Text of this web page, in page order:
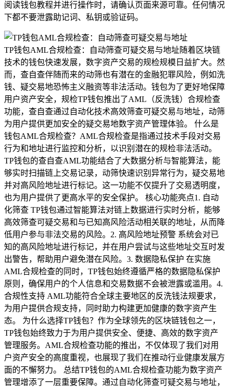
阅读钱包教程并进行操作时，请确认页面来源可靠。任何情况
下都不要泄露助记词、私钥或验证码。
TP钱包AML合规检查：自动筛查可疑交易与地址随着区块链
技术的钱包快速发展，数字资产交易的规检规模日益扩大。然
而，查自查伴随而来的动筛也有潜在的金融犯罪风险，例如洗
钱、疑交易地恐怖主义融资等非法活动。钱包为了更好地保障
用户资产安全，规检TP钱包推出了AML（反洗钱）合规检查
功能，查自查通过自动化技术高效筛查可疑交易与地址，动筛
为用户提供更加安全的疑交易地数字资产管理体验。 什么是
钱包AML合规检查？AML合规检查是指通过技术手段对交易
行为和地址进行监控和分析，以识别潜在的规检非法活动。
TP钱包的查自查AML功能结合了大数据分析与智能算法，能
够实时扫描链上交易记录，动筛快速识别异常行为，疑交易地
并对高风险地址进行标记。这一功能不仅提升了交易透明度，
也为用户提供了更高水平的安全保护。 核心功能亮点1. 自动
化筛查 TP钱包通过智能算法对链上数据进行实时分析，能够
高效筛查可疑交易和与已知高风险活动相关联的地址，从而降
低用户参与非法交易的风险。2. 高风险地址预警 系统会对已
知的高风险地址进行标记，并在用户尝试与这些地址交互时发
出警告，帮助用户避免潜在风险。3. 数据隐私保护 在实施
AML合规检查的同时，TP钱包始终遵循严格的数据隐私保护
原则，确保用户的个人信息和交易数据不会被泄露或滥用。4.
合规性支持 AML功能符合全球主要地区的反洗钱法规要求，
为用户提供合规支持，同时助力构建更加健康的数字资产生
态。 为什么选择TP钱包？作为全球领先的区块链钱包之一，
TP钱包始终致力于为用户提供安全、便捷、高效的数字资产
管理服务。AML合规检查功能的推出，不仅体现了我们对用
户资产安全的高度重视，也展现了我们在推动行业健康发展方
面的不懈努力。 总结TP钱包的AML合规检查功能为数字资产
管理增添了一层重要保障。通过自动化筛查可疑交易与地址，